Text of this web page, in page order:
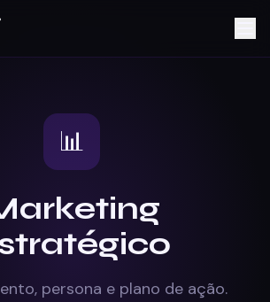
📊
persona e plano de ação.